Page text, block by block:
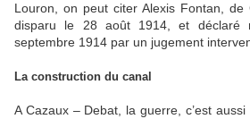
Louron, on peut citer Alexis Fontan,
disparu le 28 août 1914, et
septembre 1914 par un jugement
La construction du canal
A Cazaux – Debat, la guerre, c’est